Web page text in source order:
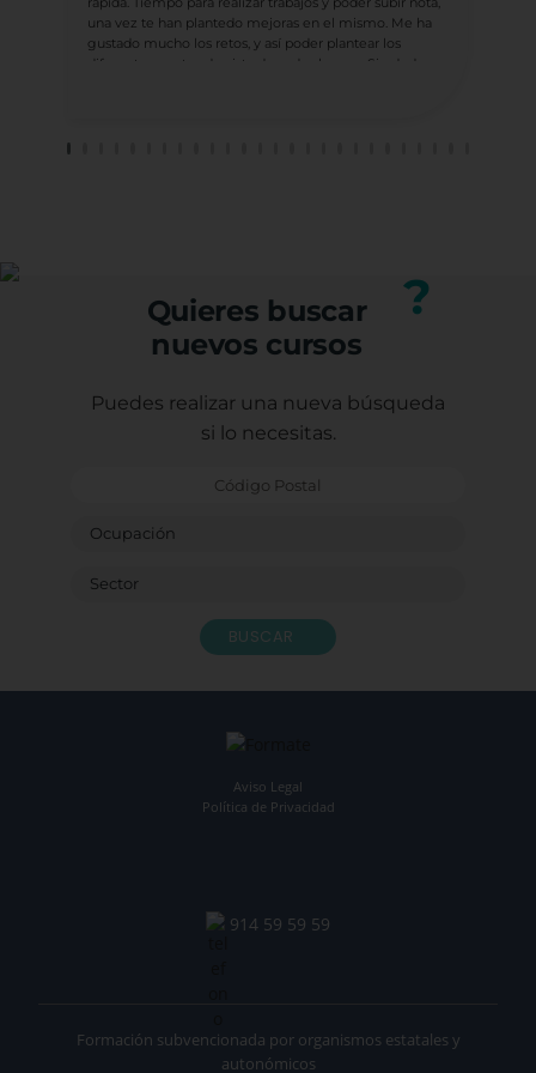
una vez te han plantedo mejoras en el mismo. Me ha
gustado mucho los retos, y así poder plantear los
diferentes puntos de vista de cada alumno. Sin dude
Quieres buscar
nuevos cursos
?
Puedes realizar una nueva búsqueda
si lo necesitas.
BUSCAR
Aviso Legal
Política de Privacidad
914 59 59 59
Formación subvencionada por organismos estatales y
autonómicos